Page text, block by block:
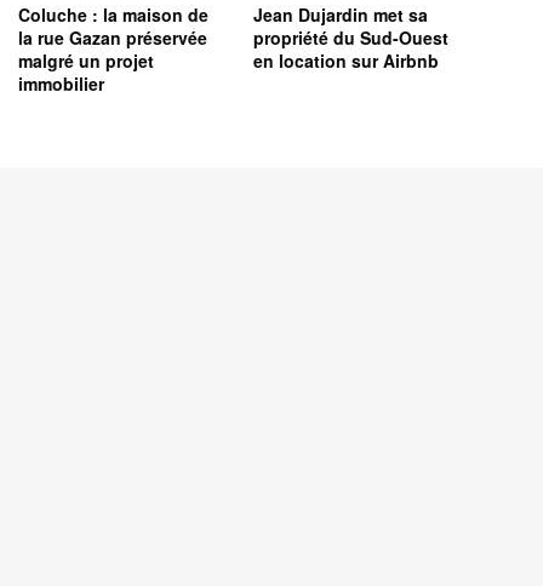
Coluche : la maison de
la rue Gazan préservée
malgré un projet
immobilier
Jean Dujardin met sa
propriété du Sud-Ouest
en location sur Airbnb